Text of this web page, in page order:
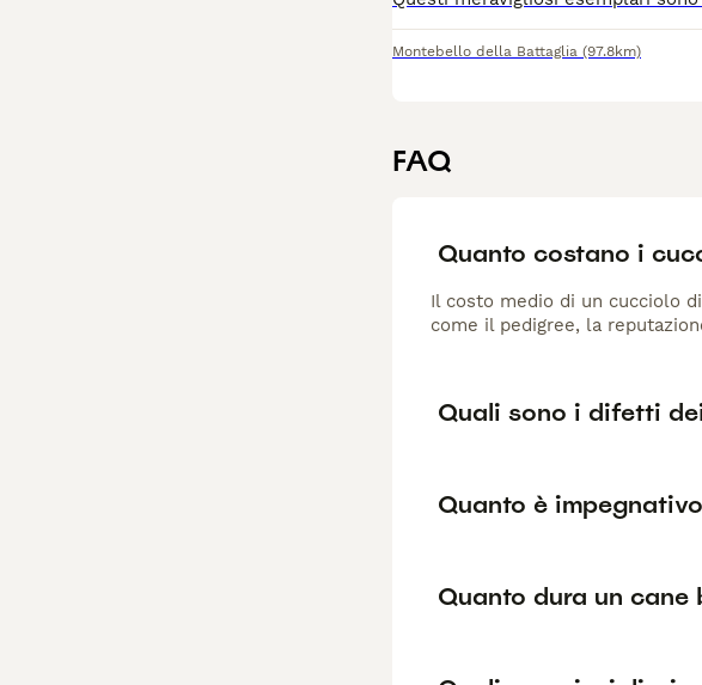
Montebello della Battaglia (97.8km)
FAQ
Quanto costano i
Il costo medio di un cucciolo
come il pedigree, la
Quali sono i difetti
Quanto è
Quanto dura un cane